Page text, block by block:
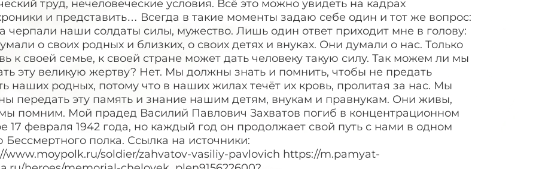
труд, нечеловеческие условия. Всё это можно увидеть на кадрах
и представить… Всегда в такие моменты задаю себе один и тот же вопрос:
черпали наши солдаты силы, мужество. Лишь один ответ приходит мне в голову:
о своих родных и близких, о своих детях и внуках. Они думали о нас. Только
к своей семье, к своей стране может дать человеку такую силу. Так можем ли мы
эту великую жертву? Нет. Мы должны знать и помнить, чтобы не предать
наших родных, потому что в наших жилах течёт их кровь, пролитая за нас. Мы
передать эту память и знание нашим детям, внукам и правнукам. Они живы,
помним. Мой прадед Василий Павлович Захватов погиб в концентрационном
17 февраля 1942 года, но каждый год он продолжает свой путь с нами в одном
Бессмертного полка. Ссылка на источники:
www.moypolk.ru/soldier/zahvatov-vasiliy-pavlovich https://m.pamyat-